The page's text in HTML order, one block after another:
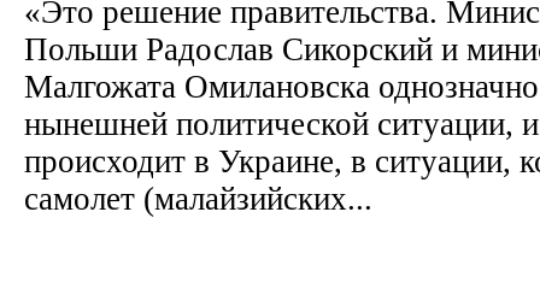
«Это решение правительства.
Польши Радослав Сикорский и
Малгожата Омилановска
нынешней политической ситуации, и
происходит в Украине, в ситуации,
самолет (малайзийских...